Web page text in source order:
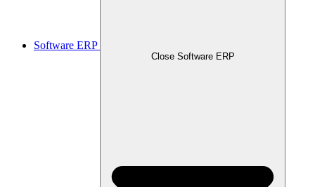
Software ERP
Close Software ERP